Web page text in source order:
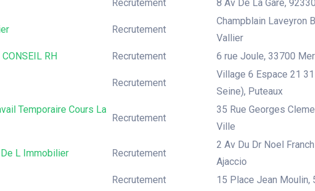
Recrutement 8 Av De La Gare,
Recrutement
Champblain Laveyron
Vallier
CONSEIL RH
Recrutement 6 rue Joule, 33700
Recrutement
Village 6 Espace 21
Seine), Puteaux
Temporaire Cours La
Recrutement
35 Rue Georges
Ville
L Immobilier Recrutement
2 Av Du Dr Noel
Ajaccio
Recrutement
15 Place Jean Moulin,